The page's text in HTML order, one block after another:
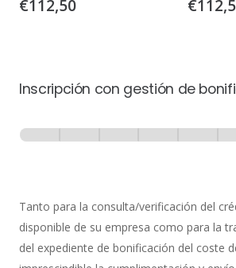
€112,50 €
Inscripción con gestión de
-
de
Bonificación
Tanto para la consulta/verificación del
disponible de su empresa como para la
del expediente de bonificación del coste